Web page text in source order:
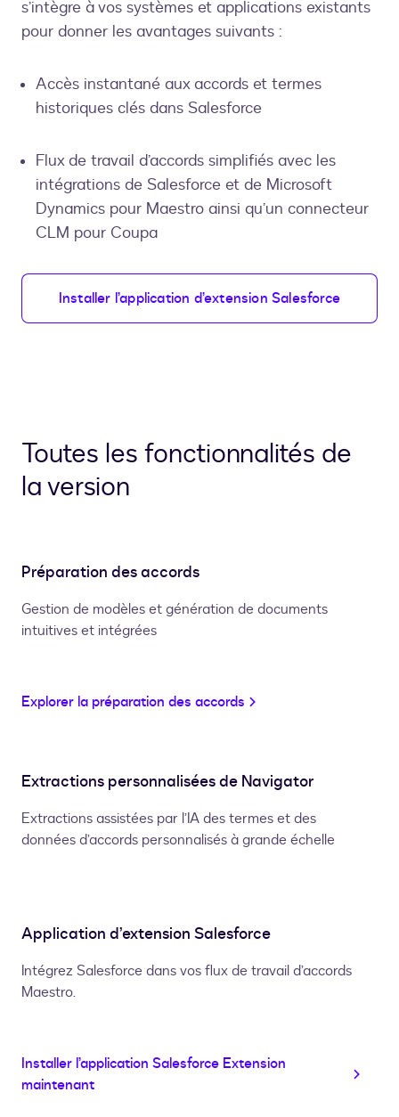
s’intègre à vos systèmes et applications existants
pour donner les avantages suivants :
Accès instantané aux accords et termes
historiques clés dans Salesforce
Flux de travail d’accords simplifiés avec les
intégrations de Salesforce et de Microsoft
Dynamics pour Maestro ainsi qu’un connecteur
CLM pour Coupa
Installer l’application d’extension Salesforce
Toutes les fonctionnalités de
la version
Préparation des accords
Gestion de modèles et génération de documents
intuitives et intégrées
Explorer la préparation des accords
Extractions personnalisées de Navigator
Extractions assistées par l’IA des termes et des
données d’accords personnalisés à grande échelle
Application d’extension Salesforce
Intégrez Salesforce dans vos flux de travail d’accords
Maestro.
Installer l’application Salesforce Extension
maintenant